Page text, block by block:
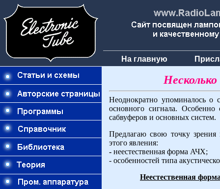
На главную
Неоднократно упоминалось о
основного сигнала. Особенно
сабвуферов и основных систем.
Предлагаю свою точку
этого явления:
- неестественная форма АЧХ;
- особенностей типа
Неестественная